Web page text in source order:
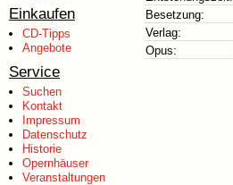
Einkaufen
CD-Tipps
Angebote
Service
Suchen
Kontakt
Impressum
Datenschutz
Historie
Opernhäuser
Veranstaltungen
Besetzung:
Verlag:
Opus: